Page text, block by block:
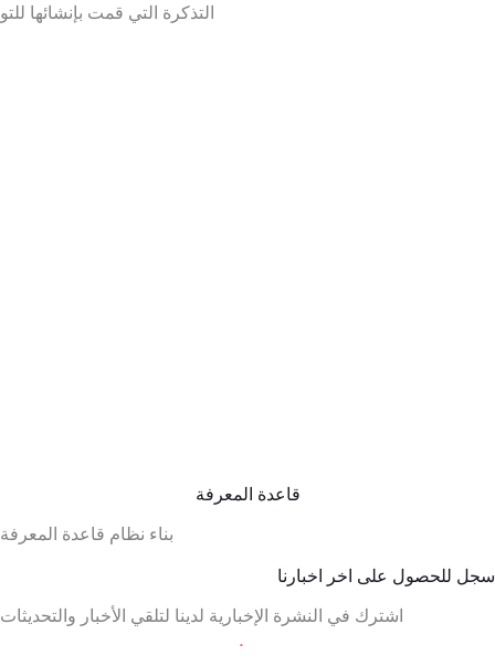
التذكرة التي قمت بإنشائها للتو
قاعدة المعرفة
بناء نظام قاعدة المعرفة
سجل للحصول على اخر اخبارنا
اشترك في النشرة الإخبارية لدينا لتلقي الأخبار والتحديثات